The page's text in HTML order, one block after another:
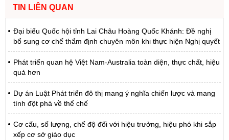
TIN LIÊN QUAN
Đại biểu Quốc hội tỉnh Lai Châu Hoàng Quốc Khánh: Đề nghị
bổ sung cơ chế thẩm định chuyên môn khi thực hiện Nghị quyết
Phát triển quan hệ Việt Nam-Australia toàn diện, thực chất, hiệu
quả hơn
Dự án Luật Phát triển đô thị mang ý nghĩa chiến lược và mang
tính đột phá về thể chế
Cơ cấu, số lượng, chế độ đối với hiệu trưởng, hiệu phó khi sắp
xếp cơ sở giáo dục